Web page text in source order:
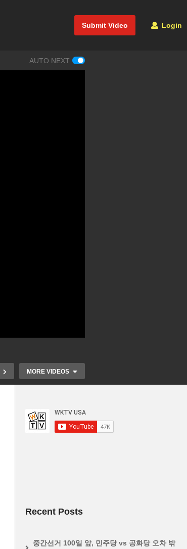
Submit Video Login
AUTO NEXT
MORE VIDEOS
Recent Posts
중간선거 100일 앞, 민주당 vs 공화당 오차 밖